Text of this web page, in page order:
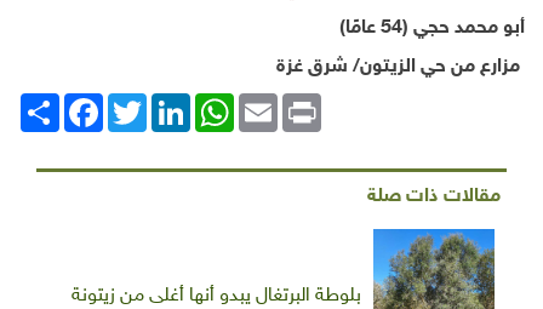
أبو محمد حجي (54 عامًا)
مزارع من حي الزيتون/ شرق غزة
انشر
FacebookTwitterLinkedIn
WhatsAppEmail Print
مقالات ذات صلة
بلوطة البرتغال يبدو أنها أغلى من زيتونة